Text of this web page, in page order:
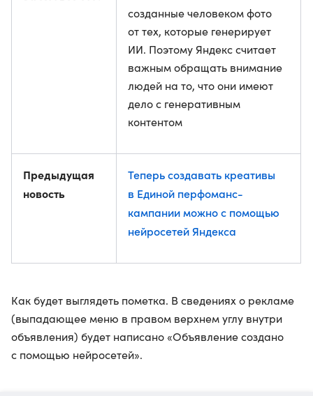
созданные человеком фото
от тех, которые генерирует
ИИ. Поэтому Яндекс считает
важным обращать внимание
людей на то, что они имеют
дело с генеративным
контентом
Предыдущая
новость
Теперь создавать креативы
в Единой перфоманс-
кампании можно с помощью
нейросетей Яндекса
Как будет выглядеть пометка. В сведениях о рекламе
(выпадающее меню в правом верхнем углу внутри
объявления) будет написано «Объявление создано
с помощью нейросетей».